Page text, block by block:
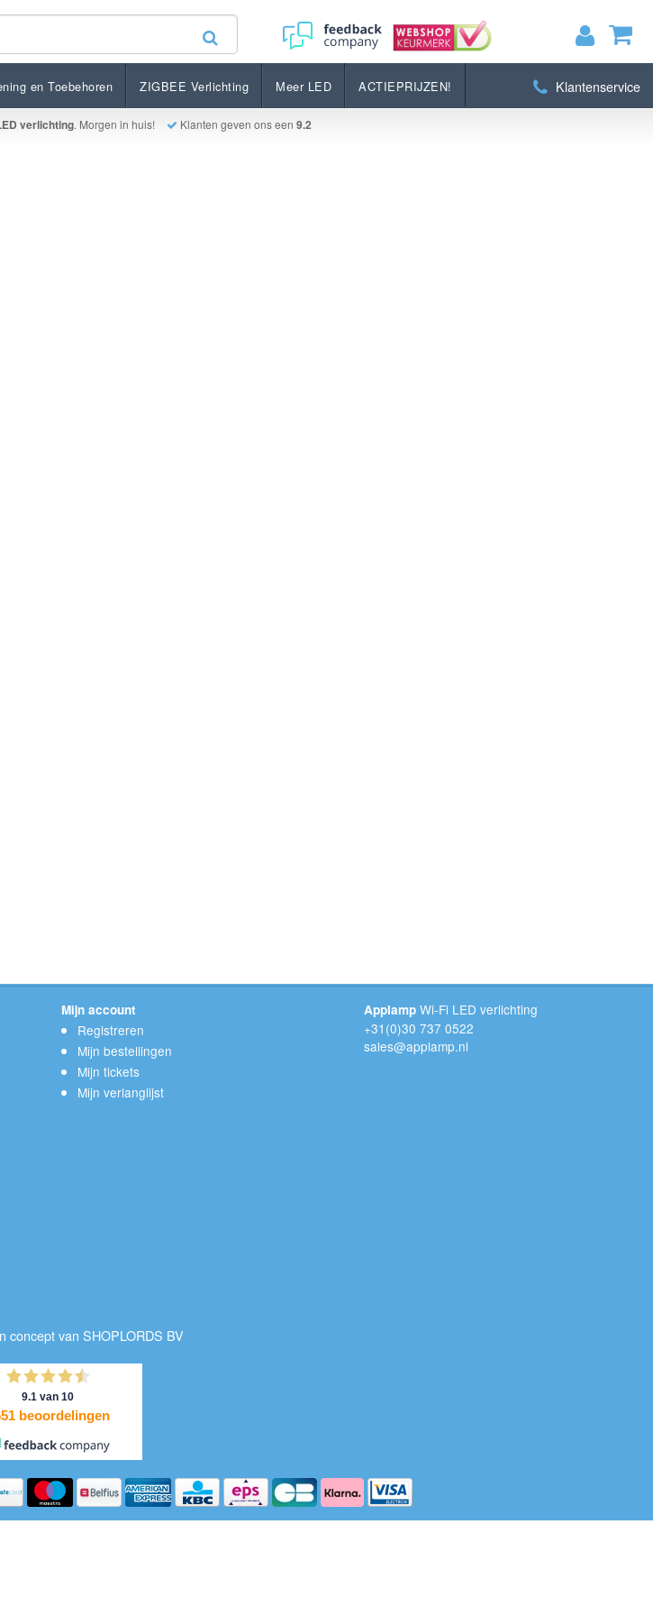
MIJN WINKELWAGEN
en Toebehoren ZIGBEE Verlichting Meer LED ACTIEPRIJZEN! Klantenservice
verlichting. Morgen in huis! Klanten geven ons een 9.2
Mijn account
Registreren
Mijn bestellingen
Mijn tickets
Mijn verlanglijst
Applamp Wi-Fi LED verlichting
+31(0)30 737 0522
sales@applamp.nl
concept van SHOPLORDS BV